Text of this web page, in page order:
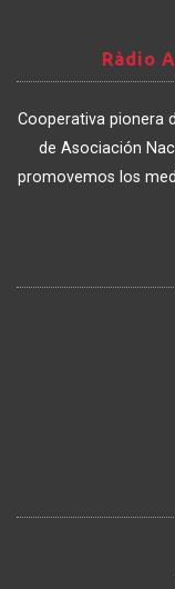
Associació
de
Catalunya
Ràdio
Cooperativa pionera
de Asociación
promovemos los